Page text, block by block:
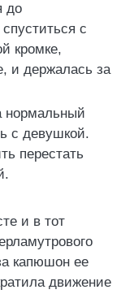
до
с
кромке,
и держалась за
нормальный
с девушкой.
перестать
и в тот
капюшон ее
движение